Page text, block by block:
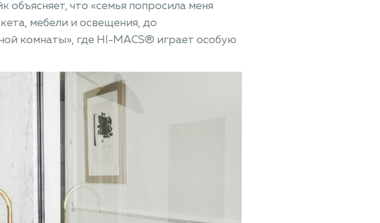
объясняет, что «семья попросила меня
мебели и освещения, до
комнаты», где HI-MACS® играет особую